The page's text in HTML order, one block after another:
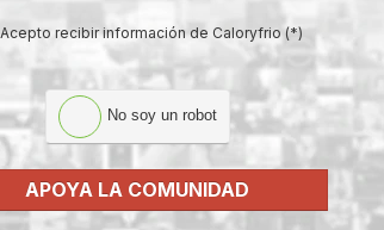
Acepto recibir información de Caloryfrio (*)
No soy un robot
APOYA LA COMUNIDAD